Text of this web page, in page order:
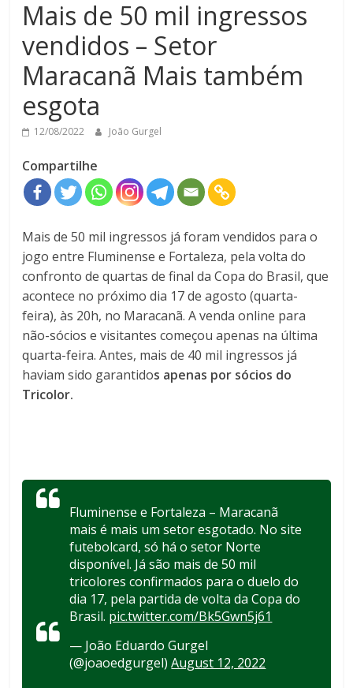
Mais de 50 mil ingressos
vendidos – Setor
Maracanã Mais também
esgota
12/08/2022 João Gurgel
Compartilhe
Mais de 50 mil ingressos já foram vendidos para o
jogo entre Fluminense e Fortaleza, pela volta do
confronto de quartas de final da Copa do Brasil, que
acontece no próximo dia 17 de agosto (quarta-
feira), às 20h, no Maracanã. A venda online para
não-sócios e visitantes começou apenas na última
quarta-feira. Antes, mais de 40 mil ingressos já
haviam sido garantidos apenas por sócios do
Tricolor.
Fluminense e Fortaleza – Maracanã
mais é mais um setor esgotado. No site
futebolcard, só há o setor Norte
disponível. Já são mais de 50 mil
tricolores confirmados para o duelo do
dia 17, pela partida de volta da Copa do
Brasil. pic.twitter.com/Bk5Gwn5j61
— João Eduardo Gurgel
(@joaoedgurgel)August 12, 2022